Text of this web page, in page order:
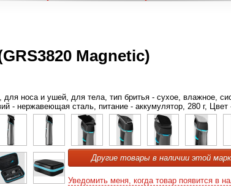
Magnetic)
носа и ушей, для тела, тип бритья - сухое, влажное,
- нержавеющая сталь, питание - аккумулятор, 280 г, Цвет
Другие товары в наличии этой
Уведомить меня, когда товар появится в